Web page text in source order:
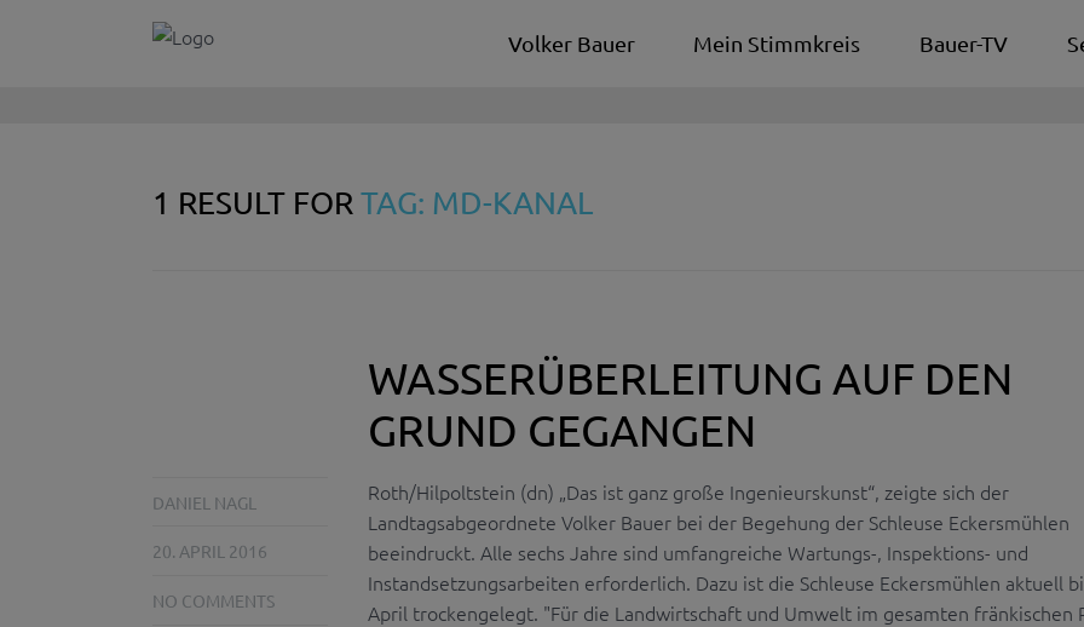
Volker Bauer Mein Stimmkreis Bauer-TV
1 RESULT FOR TAG: MD-KANAL
WASSERÜBERLEITUNG AUF DEN
GRUND GEGANGEN
DANIEL NAGL
20. APRIL 2016
NO COMMENTS
Roth/Hilpoltstein (dn) „Das ist ganz große Ingenieurskunst“, zeigte sich der
Landtagsabgeordnete Volker Bauer bei der Begehung der Schleuse Eckersmühlen
beeindruckt. Alle sechs Jahre sind umfangreiche Wartungs-, Inspektions- und
Instandsetzungsarbeiten erforderlich. Dazu ist die Schleuse Eckersmühlen aktuell
April trockengelegt. "Für die Landwirtschaft und Umwelt im gesamten fränkischen